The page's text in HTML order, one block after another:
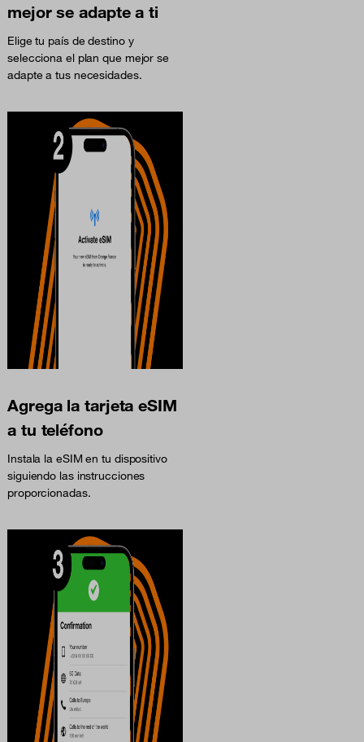
mejor se adapte a ti
Elige tu país de destino y
selecciona el plan que mejor se
adapte a tus necesidades.
Agrega la tarjeta eSIM
a tu teléfono
Instala la eSIM en tu dispositivo
siguiendo las instrucciones
proporcionadas.